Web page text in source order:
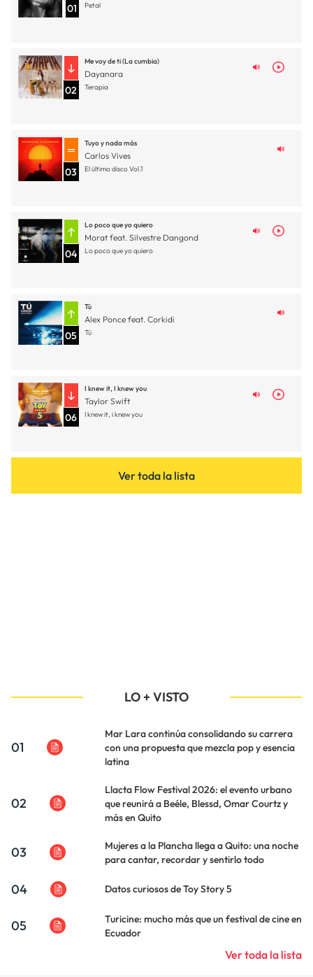
01 Petal
02
Me voy de ti (La cumbia)
Dayanara
Terapia
03
Tuyo y nada más
Carlos Vives
El último disco Vol.1
04
Lo poco que yo quiero
Morat feat. Silvestre Dangond
Lo poco que yo quiero
05
Tú
Alex Ponce feat. Corkidi
Tú
06
I knew it, I knew you
Taylor Swift
I knew it, i knew you
Ver toda la lista
LO + VISTO
01
Mar Lara continúa consolidando su carrera
con una propuesta que mezcla pop y esencia
latina
02
Llacta Flow Festival 2026: el evento urbano
que reunirá a Beéle, Blessd, Omar Courtz y
más en Quito
03
Mujeres a la Plancha llega a Quito: una noche
para cantar, recordar y sentirlo todo
04 Datos curiosos de Toy Story 5
05
Turicine: mucho más que un festival de cine en
Ecuador
Ver toda la lista